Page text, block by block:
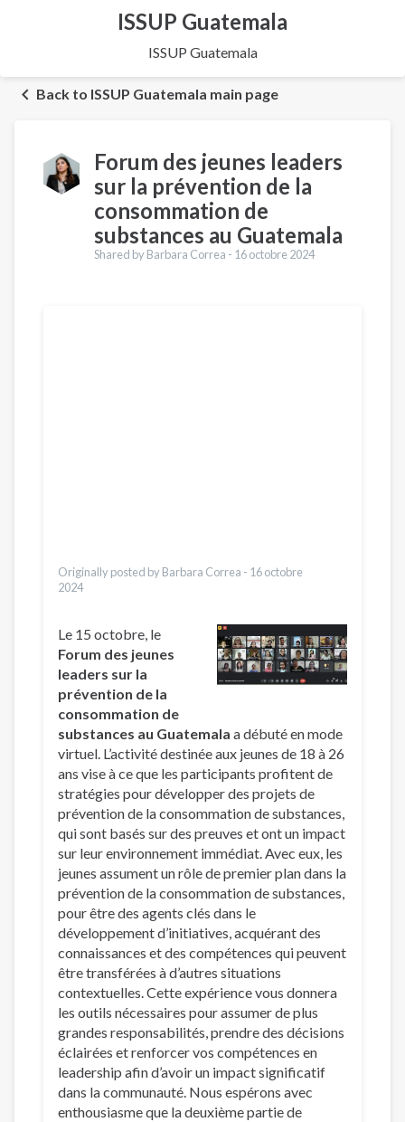
ISSUP Guatemala
ISSUP Guatemala
Back to ISSUP Guatemala main page
Forum des jeunes leaders
sur la prévention de la
consommation de
substances au Guatemala
Shared by Barbara Correa - 16 octobre 2024
Originally posted by Barbara Correa - 16 octobre
2024
Le 15 octobre, le
Forum des jeunes
leaders sur la
prévention de la
consommation de
substances au Guatemala a débuté en mode
virtuel. L’activité destinée aux jeunes de 18 à 26
ans vise à ce que les participants profitent de
stratégies pour développer des projets de
prévention de la consommation de substances,
qui sont basés sur des preuves et ont un impact
sur leur environnement immédiat. Avec eux, les
jeunes assument un rôle de premier plan dans la
prévention de la consommation de substances,
pour être des agents clés dans le
développement d’initiatives, acquérant des
connaissances et des compétences qui peuvent
être transférées à d’autres situations
contextuelles. Cette expérience vous donnera
les outils nécessaires pour assumer de plus
grandes responsabilités, prendre des décisions
éclairées et renforcer vos compétences en
leadership afin d’avoir un impact significatif
dans la communauté. Nous espérons avec
enthousiasme que la deuxième partie de